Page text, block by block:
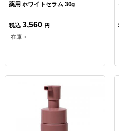
薬用 ホワイトセラム 30g
税込 3,560 円
在庫 ○